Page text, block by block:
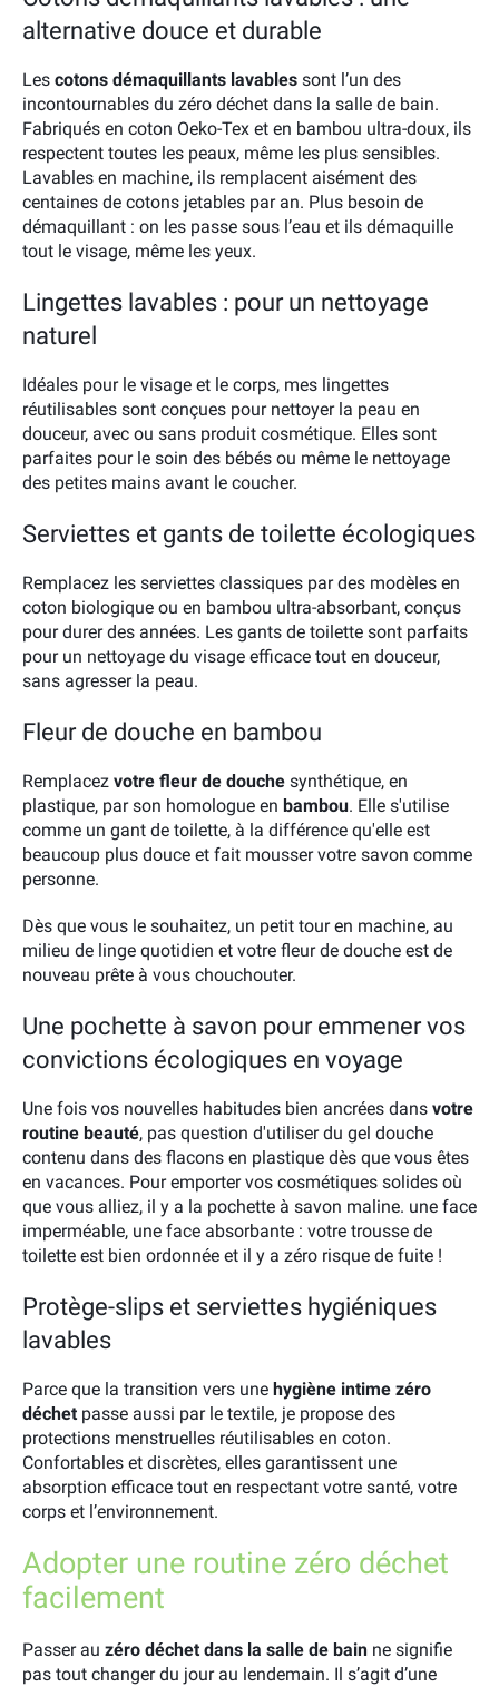
alternative douce et durable
Les cotons démaquillants lavables sont l’un des
incontournables du zéro déchet dans la salle de bain.
Fabriqués en coton Oeko-Tex et en bambou ultra-doux, ils
respectent toutes les peaux, même les plus sensibles.
Lavables en machine, ils remplacent aisément des
centaines de cotons jetables par an. Plus besoin de
démaquillant : on les passe sous l’eau et ils démaquille
tout le visage, même les yeux.
Lingettes lavables : pour un nettoyage
naturel
Idéales pour le visage et le corps, mes lingettes
réutilisables sont conçues pour nettoyer la peau en
douceur, avec ou sans produit cosmétique. Elles sont
parfaites pour le soin des bébés ou même le nettoyage
des petites mains avant le coucher.
Serviettes et gants de toilette écologiques
Remplacez les serviettes classiques par des modèles en
coton biologique ou en bambou ultra-absorbant, conçus
pour durer des années. Les gants de toilette sont parfaits
pour un nettoyage du visage efficace tout en douceur,
sans agresser la peau.
Fleur de douche en bambou
Remplacez votre fleur de douche synthétique, en
plastique, par son homologue en bambou. Elle s'utilise
comme un gant de toilette, à la différence qu'elle est
beaucoup plus douce et fait mousser votre savon comme
personne.
Dès que vous le souhaitez, un petit tour en machine, au
milieu de linge quotidien et votre fleur de douche est de
nouveau prête à vous chouchouter.
Une pochette à savon pour emmener vos
convictions écologiques en voyage
Une fois vos nouvelles habitudes bien ancrées dans votre
routine beauté, pas question d'utiliser du gel douche
contenu dans des flacons en plastique dès que vous êtes
en vacances. Pour emporter vos cosmétiques solides où
que vous alliez, il y a la pochette à savon maline. une face
imperméable, une face absorbante : votre trousse de
toilette est bien ordonnée et il y a zéro risque de fuite !
Protège-slips et serviettes hygiéniques
lavables
Parce que la transition vers une hygiène intime zéro
déchet passe aussi par le textile, je propose des
protections menstruelles réutilisables en coton.
Confortables et discrètes, elles garantissent une
absorption efficace tout en respectant votre santé, votre
corps et l’environnement.
Adopter une routine zéro déchet
facilement
Passer au zéro déchet dans la salle de bain ne signifie
pas tout changer du jour au lendemain. Il s’agit d’une